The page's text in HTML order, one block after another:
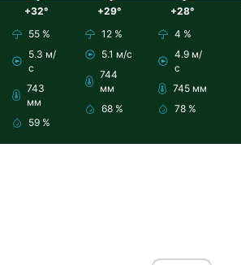
+32°
55 %
5.3 м/
с
743
мм
59 %
+29°
12 %
5.1 м/с
744
мм
68 %
+28°
4 %
4.9 м/
с
745 мм
78 %